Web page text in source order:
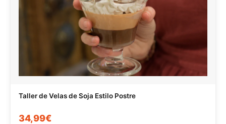
Taller de Velas de Soja Estilo Postre
34,99€